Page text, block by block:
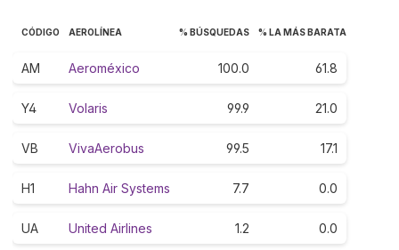
CÓDIGO AEROLÍNEA % BÚSQUEDAS % LA MÁS BARATA
AM Aeroméxico 100.0 61.8
Y4 Volaris 99.9 21.0
VB VivaAerobus 99.5 17.1
H1 Hahn Air Systems 7.7 0.0
UA United Airlines 1.2 0.0